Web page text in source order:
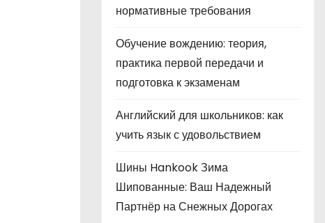
нормативные требования
Обучение вождению: теория,
практика первой передачи и
подготовка к экзаменам
Английский для школьников: как
учить язык с удовольствием
Шины Hankook Зима
Шипованные: Ваш Надежный
Партнёр на Снежных Дорогах